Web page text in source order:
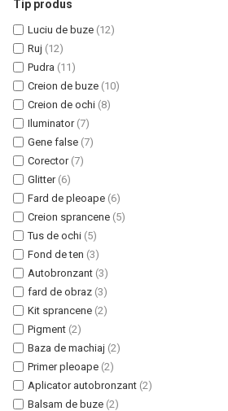
Tip produs
Luciu de buze (12)
Ruj (12)
Pudra (11)
Creion de buze (10)
Creion de ochi (8)
Iluminator (7)
Gene false (7)
Corector (7)
Glitter (6)
Fard de pleoape (6)
Creion sprancene (5)
Tus de ochi (5)
Fond de ten (3)
Autobronzant (3)
fard de obraz (3)
Kit sprancene (2)
Pigment (2)
Baza de machiaj (2)
Primer pleoape (2)
Aplicator autobronzant (2)
Balsam de buze (2)